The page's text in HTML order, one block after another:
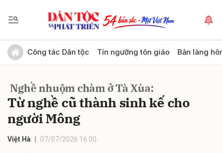
Công tác Dân tộc Tín ngưỡng tôn giáo Bản làng
Nghề nhuộm chàm ở Tà Xùa:
Từ nghề cũ thành sinh kế cho
người Mông
Việt Hà 07/07/2026 16:00
Gửi bình luận